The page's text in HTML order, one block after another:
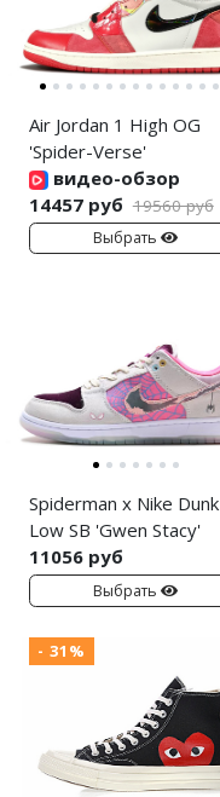
Air Jordan 1 High OG
'Spider-Verse'
видео-обзор
14457 руб 19560 руб
Выбрать
Spiderman x Nike Dunk
Low SB 'Gwen Stacy'
11056 руб
Выбрать
- 31%